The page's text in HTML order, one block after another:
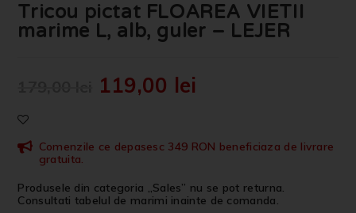
Tricou pictat FLOAREA VIETII
marime L, alb, guler – LEJER
119,00 lei
Comenzile ce depasesc 349 RON beneficiaza de livrare
gratuita.
Produsele din categoria „Sales” nu se pot returna.
Consultati tabelul de marimi inainte de comanda.